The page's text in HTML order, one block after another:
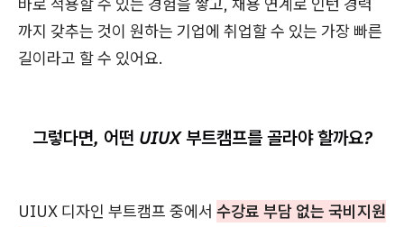
까지 갖추는 것이 원하는 기업에 취업할 수 있는 가장 빠른
길이라고 할 수 있어요.
그렇다면, 어떤 UIUX 부트캠프를 골라야 할까요?
UIUX 디자인 부트캠프 중에서 수강료 부담 없는 국비지원